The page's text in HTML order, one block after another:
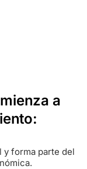
a
y forma parte del